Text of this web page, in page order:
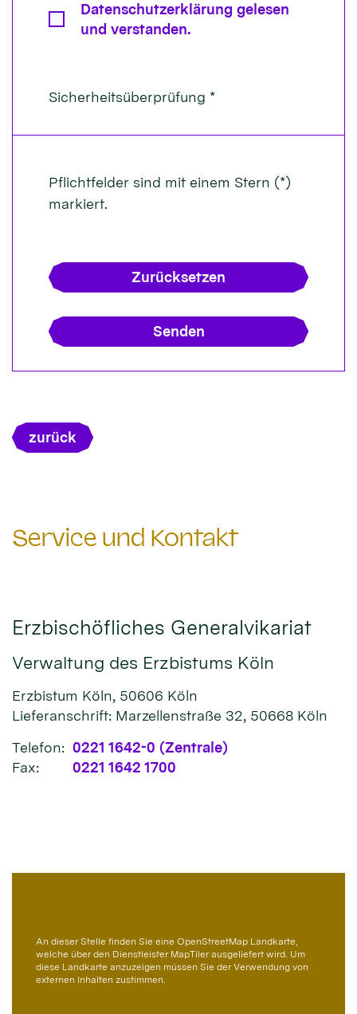
Datenschutzerklärung gelesen
und verstanden.
Sicherheitsüberprüfung *
Pflichtfelder sind mit einem Stern (*)
markiert.
Zurücksetzen
zurück
Service und Kontakt
Erzbischöfliches Generalvikariat
Verwaltung des Erzbistums Köln
Erzbistum Köln, 50606 Köln
Lieferanschrift: Marzellenstraße 32, 50668 Köln
Telefon: 0221 1642-0 (Zentrale)
Fax:
0221 1642 1700
An dieser Stelle finden Sie eine OpenStreetMap Landkarte,
welche über den Dienstleister MapTiler ausgeliefert wird. Um
diese Landkarte anzuzeigen müssen Sie der Verwendung von
externen Inhalten zustimmen.